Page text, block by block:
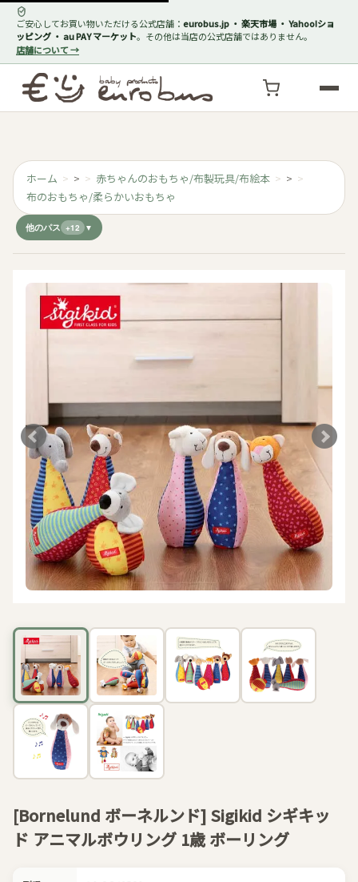
ご安心してお買い物いただける公式店舗： eurobus.jp ・ 楽天市場 ・ Yahoo!ショ
ッピング ・ au PAY マーケット。その他は当店の公式店舗ではありません。
店舗について →
ホーム > 赤ちゃんのおもちゃ/布製玩具/布絵本
>
布のおもちゃ/柔らかいおもちゃ
他のパス +12
[Bornelund ボーネルンド] Sigikid シギキッ
ド アニマルボウリング 1歳 ボーリング